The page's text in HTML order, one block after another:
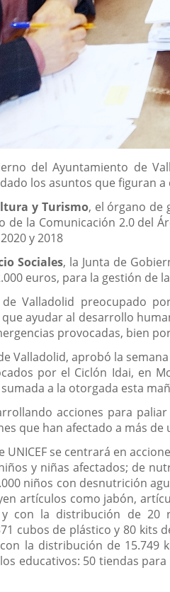
del Ayuntamiento de
los asuntos que figuran
y Turismo, el órgano de
de la Comunicación 2.0 del
y 2018
Sociales, la Junta de
euros, para la gestión de
Valladolid preocupado
ayudar al desarrollo
provocadas, bien
Valladolid, aprobó la
por el Ciclón Idai, en
a la otorgada esta
acciones para
que han afectado a más
UNICEF se centrará en
y niñas afectados; de
niños con desnutrición
artículos como jabón,
con la distribución de 20
cubos de plástico y 80 kits
la distribución de 15.749
educativos: 50 tiendas